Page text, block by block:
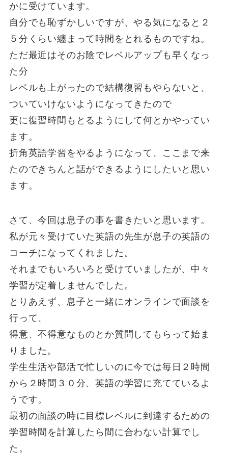
かに受けています。
自分でも恥ずかしいですが、やる気になると２
５分くらい纏まって時間をとれるものですね。
ただ最近はそのお陰でレベルアップも早くなっ
た分
レベルも上がったので結構復習もやらないと、
ついていけないようになってきたので
更に復習時間もとるようにして何とかやってい
ます。
折角英語学習をやるようになって、ここまで来
たのできちんと話ができるようにしたいと思い
ます。
さて、今回は息子の事を書きたいと思います。
私が元々受けていた英語の先生が息子の英語の
コーチになってくれました。
それまでもいろいろと受けていましたが、中々
学習が定着しませんでした。
とりあえず、息子と一緒にオンラインで面談を
行って、
得意、不得意なものとか質問してもらって始ま
りました。
学生生活や部活で忙しいのに今では毎日２時間
から２時間３０分、英語の学習に充てているよ
うです。
最初の面談の時に目標レベルに到達するための
学習時間を計算したら間に合わない計算でし
た。